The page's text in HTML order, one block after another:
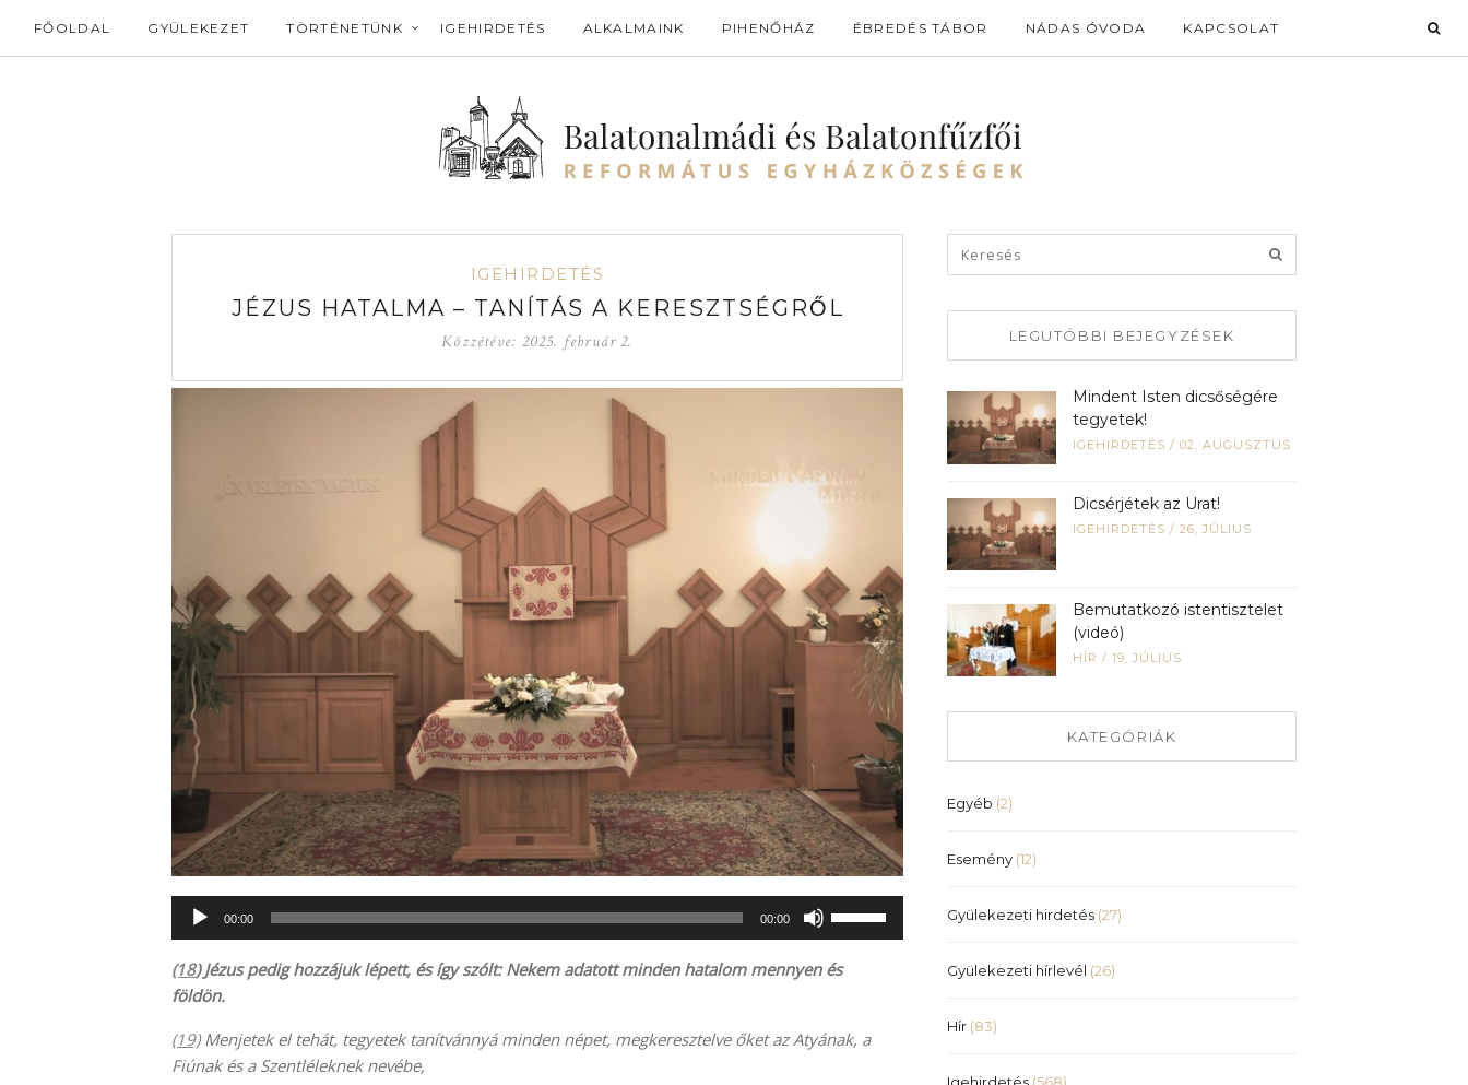
FŐOLDAL GYÜLEKEZET TÖRTÉNETÜNK IGEHIRDETÉS ALKALMAINK PIHENŐHÁZ ÉBREDÉS TÁBOR NÁDAS ÓVODA KAPCSOLAT
IGEHIRDETÉS
JÉZUS HATALMA – TANÍTÁS A KERESZTSÉGRŐL
Közzétéve: 2025. február 2.
Audió
lejátszó
00:00 00:00
növeléséhez,
a
(18) Jézus pedig hozzájuk lépett, és így szólt: Nekem adatott minden hatalom mennyen és
földön.
(19)Menjetek el tehát, tegyetek tanítvánnyá minden népet, megkeresztelve őket az Atyának, a
Fiúnak és a Szentléleknek nevébe,
LEGUTÓBBI BEJEGYZÉSEK
Mindent Isten dicsőségére
tegyetek!
IGEHIRDETÉS / 02, AUGUSZTUS
Dicsérjétek az Urat!
IGEHIRDETÉS / 26, JÚLIUS
Bemutatkozó istentisztelet
(videó)
HÍR / 19, JÚLIUS
KATEGÓRIÁK
Egyéb (2)
Esemény (12)
Gyülekezeti hirdetés (27)
Gyülekezeti hírlevél (26)
Hír (83)